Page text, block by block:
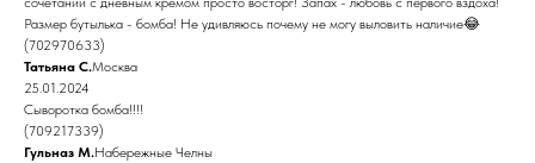
Размер бутылька - бомба! Не удивляюсь почему не могу выловить наличие😂
(702970633)
Татьяна С.Москва
25.01.2024
Сыворотка бомба!!!!
(709217339)
Гульназ М.Набережные Челны